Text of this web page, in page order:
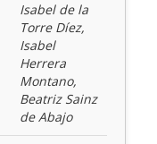
Isabel de la
Torre Díez,
Isabel
Herrera
Montano,
Beatriz Sainz
de Abajo